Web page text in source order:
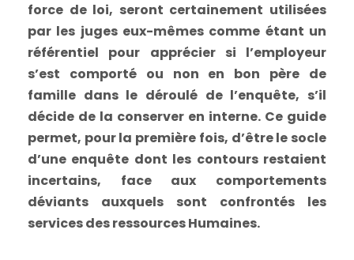
force de loi, seront certainement utilisées
par les juges eux-mêmes comme étant un
référentiel pour apprécier si l’employeur
s’est comporté ou non en bon père de
famille dans le déroulé de l’enquête, s’il
décide de la conserver en interne. Ce guide
permet, pour la première fois, d’être le socle
d’une enquête dont les contours restaient
incertains, face aux comportements
déviants auxquels sont confrontés les
services des ressources Humaines.